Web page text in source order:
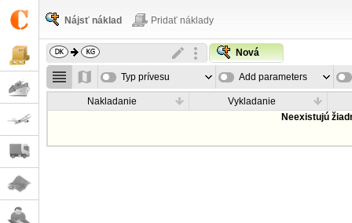
Nájsť náklad Pridať náklady
Nová
Typ prívesu Add parameters
Nakladanie
Vykladanie
Neexistujú